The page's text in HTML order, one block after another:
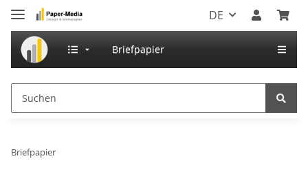
DE
Briefpapier
Briefpapier